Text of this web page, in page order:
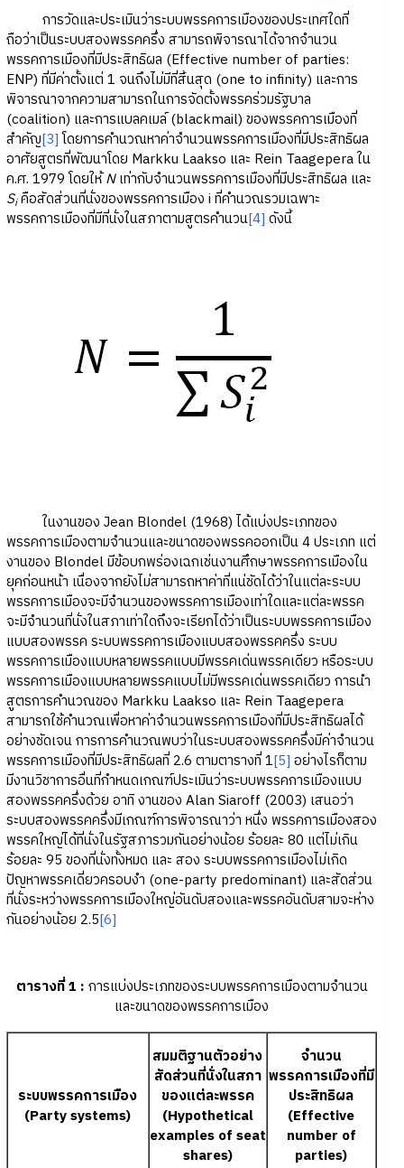
การวัดและประเมินว่าระบบพรรคการเมืองของประเทศใดที่
ถือว่าเป็นระบบสองพรรคครึ่ง สามารถพิจารณาได้จากจำนวน
พรรคการเมืองที่มีประสิทธิผล (Effective number of parties:
ENP) ที่มีค่าตั้งแต่ 1 จนถึงไม่มีที่สิ้นสุด (one to infinity) และการ
พิจารณาจากความสามารถในการจัดตั้งพรรคร่วมรัฐบาล
(coalition) และการแบลคเมล์ (blackmail) ของพรรคการเมืองที่
สำคัญ[3]โดยการคำนวณหาค่าจำนวนพรรคการเมืองที่มีประสิทธิผล
อาศัยสูตรที่พัฒนาโดย Markku Laakso และ Rein Taagepera ใน
ค.ศ. 1979 โดยให้Nเท่ากับจำนวนพรรคการเมืองที่มีประสิทธิผล และ
Siคือสัดส่วนที่นั่งของพรรคการเมือง i ที่คำนวณรวมเฉพาะ
พรรคการเมืองที่มีที่นั่งในสภาตามสูตรคำนวน[4] ดังนี้
ในงานของ Jean Blondel (1968) ได้แบ่งประเภทของ
พรรคการเมืองตามจำนวนและขนาดของพรรคออกเป็น 4 ประเภท แต่
งานของ Blondel มีข้อบกพร่องเฉกเช่นงานศึกษาพรรคการเมืองใน
ยุคก่อนหน้า เนื่องจากยังไม่สามารถหาค่าที่แน่ชัดได้ว่าในแต่ละระบบ
พรรคการเมืองจะมีจำนวนของพรรคการเมืองเท่าใดและแต่ละพรรค
จะมีจำนวนที่นั่งในสภาเท่าใดถึงจะเรียกได้ว่าเป็นระบบพรรคการเมือง
แบบสองพรรค ระบบพรรคการเมืองแบบสองพรรคครึ่ง ระบบ
พรรคการเมืองแบบหลายพรรคแบบมีพรรคเด่นพรรคเดียว หรือระบบ
พรรคการเมืองแบบหลายพรรคแบบไม่มีพรรคเด่นพรรคเดียว การนำ
สูตรการคำนวณของ Markku Laakso และ Rein Taagepera
สามารถใช้คำนวณเพื่อหาค่าจำนวนพรรคการเมืองที่มีประสิทธิผลได้
อย่างชัดเจน การการคำนวณพบว่าในระบบสองพรรคครึ่งมีค่าจำนวน
พรรคการเมืองที่มีประสิทธิผลที่ 2.6 ตามตารางที่ 1[5] อย่างไรก็ตาม
มีงานวิชาการอื่นที่กำหนดเกณฑ์ประเมินว่าระบบพรรคการเมืองแบบ
สองพรรคครึ่งด้วย อาทิ งานของ Alan Siaroff (2003) เสนอว่า
ระบบสองพรรคครึ่งมีเกณฑ์การพิจารณาว่า หนึ่ง พรรคการเมืองสอง
พรรคใหญ่ได้ที่นั่งในรัฐสภารวมกันอย่างน้อย ร้อยละ 80 แต่ไม่เกิน
ร้อยละ 95 ของที่นั่งทั้งหมด และ สอง ระบบพรรคการเมืองไม่เกิด
ปัญหาพรรคเดี่ยวครอบงำ (one-party predominant) และสัดส่วน
ที่นั่งระหว่างพรรคการเมืองใหญ่อันดับสองและพรรคอันดับสามจะห่าง
กันอย่างน้อย 2.5[6]
ตารางที่ 1 : การแบ่งประเภทของระบบพรรคการเมืองตามจำนวน
และขนาดของพรรคการเมือง
ระบบพรรคการเมือง
(Party systems)
สมมติฐานตัวอย่าง
สัดส่วนที่นั่งในสภา
ของแต่ละพรรค
(Hypothetical
examples of seat
shares)
จำนวน
พรรคการเมืองที่มี
ประสิทธิผล
(Effective
number of
parties)